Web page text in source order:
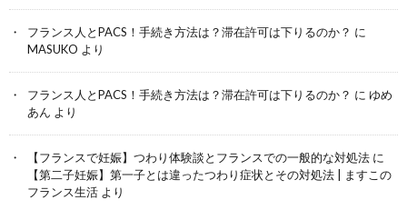
フランス人とPACS！手続き方法は？滞在許可は下りるのか？ に
MASUKO より
フランス人とPACS！手続き方法は？滞在許可は下りるのか？ に ゆめ
あん より
【フランスで妊娠】つわり体験談とフランスでの一般的な対処法 に
【第二子妊娠】第一子とは違ったつわり症状とその対処法 | ますこの
フランス生活 より